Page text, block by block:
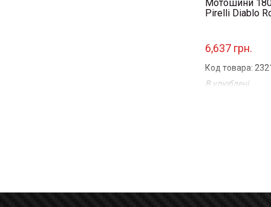
Мотошини
Pirelli Diablo
6,637 грн.
Код товара:
В улюблені